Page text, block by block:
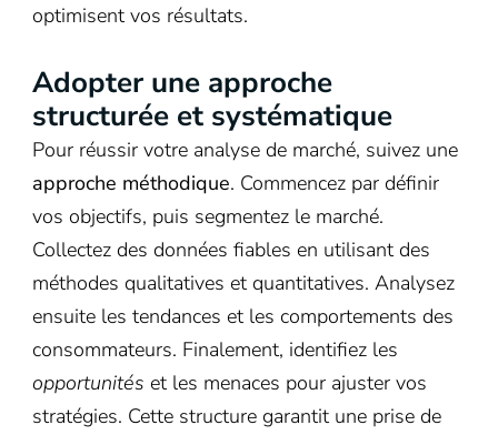
optimisent vos résultats.
Adopter une approche
structurée et systématique
Pour réussir votre analyse de marché, suivez une
approche méthodique. Commencez par définir
vos objectifs, puis segmentez le marché.
Collectez des données fiables en utilisant des
méthodes qualitatives et quantitatives. Analysez
ensuite les tendances et les comportements des
consommateurs. Finalement, identifiez les
opportunités et les menaces pour ajuster vos
stratégies. Cette structure garantit une prise de